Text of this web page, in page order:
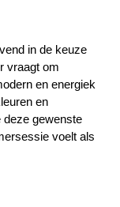
in de keuze
vraagt om
en energiek
en
deze gewenste
voelt als